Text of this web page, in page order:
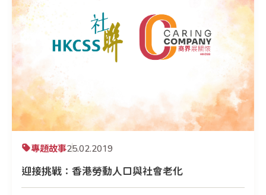
專題故事25.02.2019
迎接挑戰：香港勞動人口與社會老化